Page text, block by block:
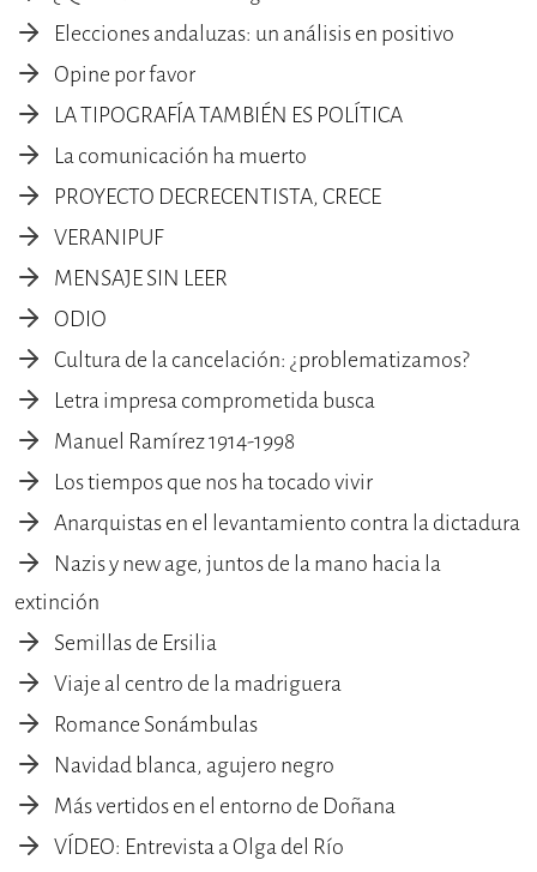
Elecciones andaluzas: un análisis en positivo
Opine por favor
LA TIPOGRAFÍA TAMBIÉN ES POLÍTICA
La comunicación ha muerto
PROYECTO DECRECENTISTA, CRECE
VERANIPUF
MENSAJE SIN LEER
ODIO
Cultura de la cancelación: ¿problematizamos?
Letra impresa comprometida busca
Manuel Ramírez 1914-1998
Los tiempos que nos ha tocado vivir
Anarquistas en el levantamiento contra la dictadura
Nazis y new age, juntos de la mano hacia la
extinción
Semillas de Ersilia
Viaje al centro de la madriguera
Romance Sonámbulas
Navidad blanca, agujero negro
Más vertidos en el entorno de Doñana
VÍDEO: Entrevista a Olga del Río